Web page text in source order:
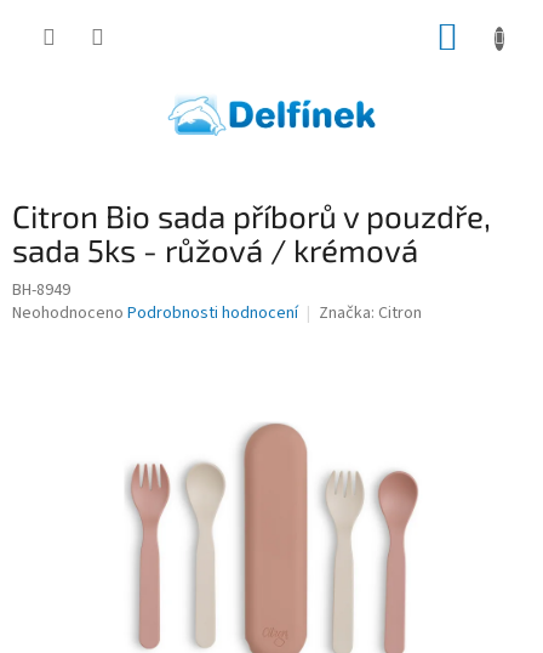
Citron Bio sada příborů v pouzdře,
sada 5ks - růžová / krémová
BH-8949
Průměrné
Neohodnoceno Podrobnosti hodnocení Značka: Citron